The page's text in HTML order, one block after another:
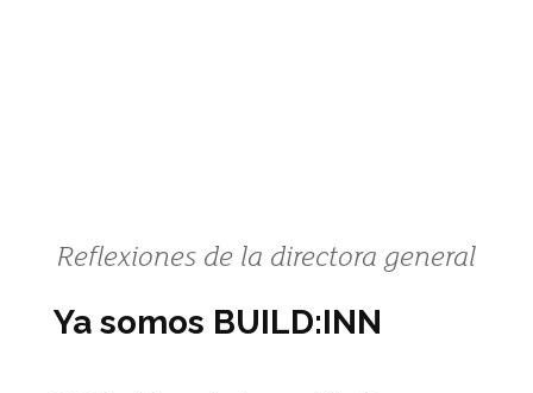
Reflexiones de la directora general
Ya somos BUILD:INN